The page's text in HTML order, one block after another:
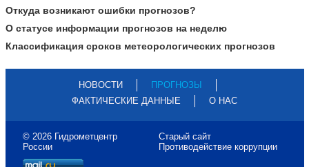
Откуда возникают ошибки прогнозов?
О статусе информации прогнозов на неделю
Классификация сроков метеорологических прогнозов
НОВОСТИ
ПРОГНОЗЫ
ФАКТИЧЕСКИЕ ДАННЫЕ
О НАС
© 2026 Гидрометцентр
России
Старый сайт
Противодействие коррупции